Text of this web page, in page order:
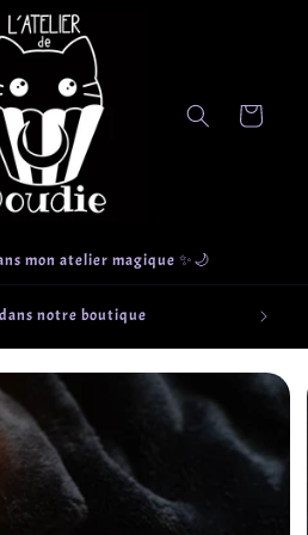
Panier
mon atelier magique ✨🌙
notre boutique
Retrait